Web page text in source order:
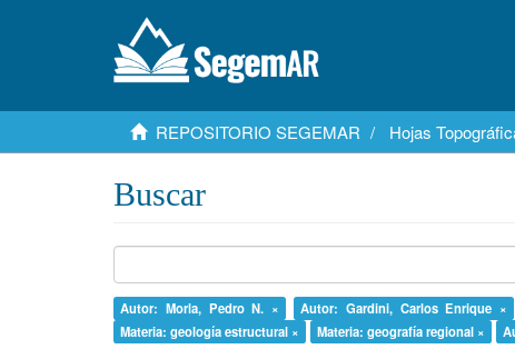
REPOSITORIO SEGEMAR Hojas
Buscar
Autor: Morla, Pedro N. × Autor: Gardini, Carlos Enrique ×
Materia: geología estructural ×
Materia: geografía regional ×